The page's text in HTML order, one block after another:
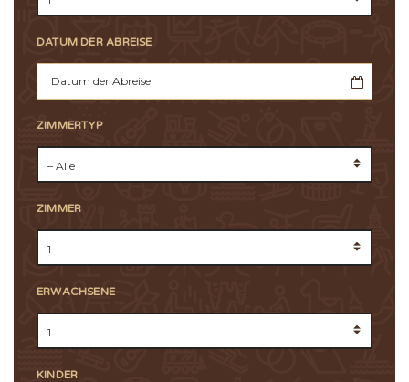
DATUM DER ABREISE
ZIMMERTYP
ZIMMER
ERWACHSENE
KINDER